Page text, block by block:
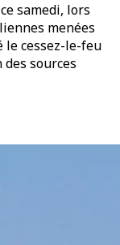
samedi, lors
menées
le cessez-le-feu
sources